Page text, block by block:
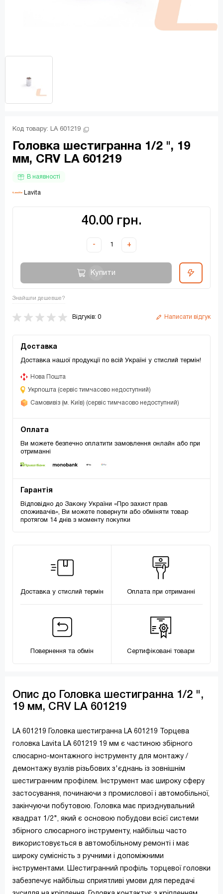
Код товару: LA 601219
Головка шестигранна 1/2 ", 19
мм, CRV LA 601219
В наявності
Lavita
40.00 грн.
- +
Купити
Знайшли дешевше?
Відгуків: 0 Написати відгук
Доставка
Доставка нашої продукції по всій Україні у стислий термін!
Нова Пошта
Укрпошта (сервіс тимчасово недоступний)
Самовивіз (м. Київ) (сервіс тимчасово недоступний)
Оплата
Ви можете безпечно оплатити замовлення онлайн або при
отриманні
Гарантія
Відповідно до Закону України «Про захист прав
споживачів», Ви можете повернути або обміняти товар
протягом 14 днів з моменту покупки
Доставка у стислий термін Оплата при отриманні
Повернення та обмін Сертифіковані товари
Опис до Головка шестигранна 1/2 ",
19 мм, CRV LA 601219
LA 601219 Головка шестигранна LA 601219 Торцева
головка Lavita LA 601219 19 мм є частиною збірного
слюсарно-монтажного інструменту для монтажу /
демонтажу вузлів різьбових з'єднань із зовнішнім
шестигранним профілем. Інструмент має широку сферу
застосування, починаючи з промислової і автомобільної,
закінчуючи побутовою. Головка має приэднувальний
квадрат 1/2", який є основою побудови всієї системи
збірного слюсарного інструменту, найбільш часто
використовується в автомобільному ремонті і має
широку сумісність з ручними і допоміжними
інструментами. Шестигранний профіль торцевої головки
забезпечує найбільш сприятливі умови для передачі